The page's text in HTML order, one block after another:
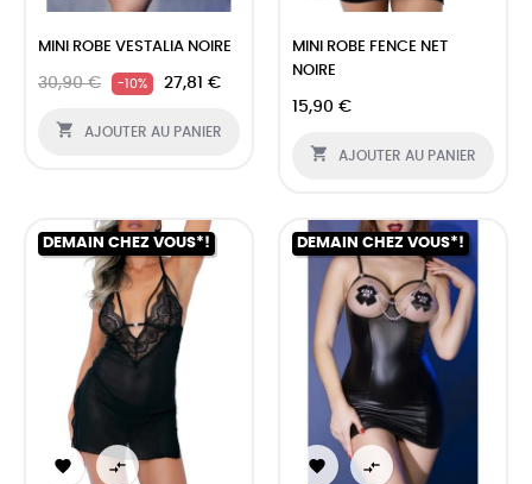
MINI ROBE VESTALIA NOIRE
30,90 € -10% 27,81 €
 AJOUTER AU PANIER
MINI ROBE FENCE NET
NOIRE
15,90 €
 AJOUTER AU PANIER
DEMAIN CHEZ VOUS*!
 
DEMAIN CHEZ VOUS*!
 